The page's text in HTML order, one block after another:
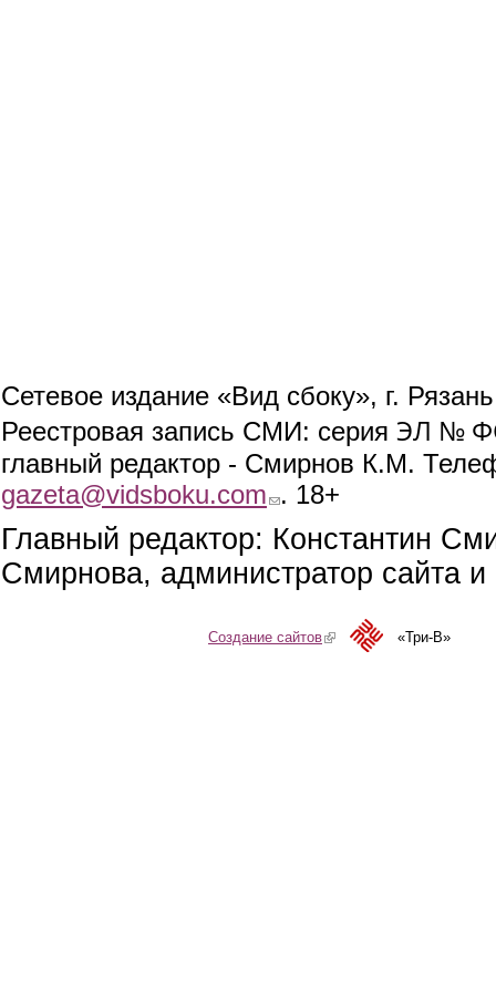
Сетевое издание «Вид сбоку», г.
Реестровая запись СМИ: серия ЭЛ №
главный редактор - Смирнов К.М.
gazeta@vidsboku.com (link sends e-mail)
. 18+
Главный редактор: Константин
Смирнова, администратор сайта
Создание сайтов(link is external)«Три-В»